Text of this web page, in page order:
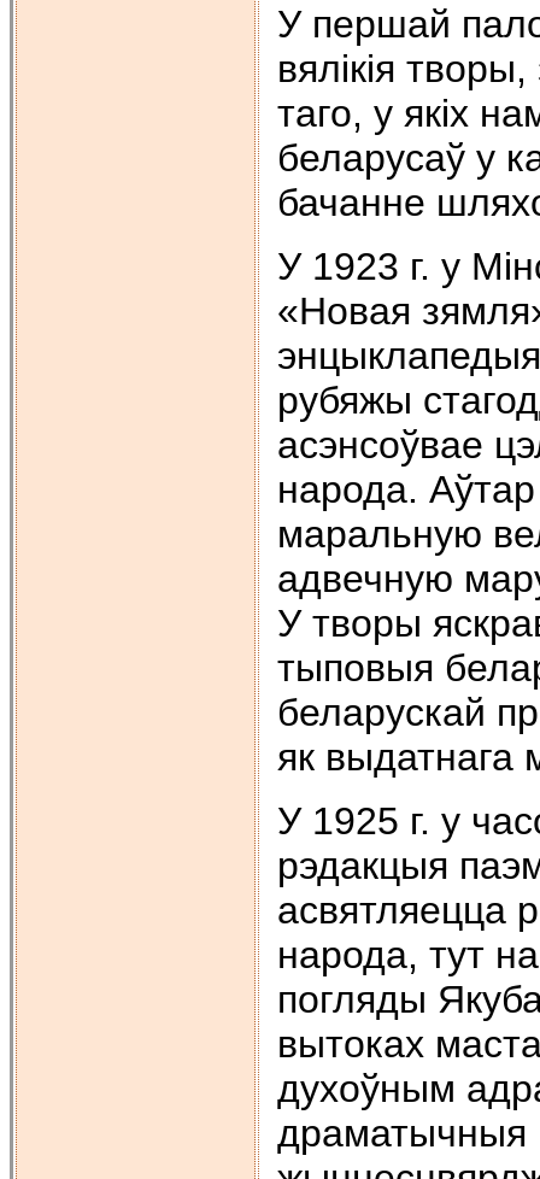
У першай
вялікія
таго, у якіх
беларусаў у
бачанне
У 1923 г. у
«Новая
рубяжы
асэнсоўвае
народа.
маральную
адвечную
У творы
тыповыя
беларускай
як выдатнага
У 1925 г. у
рэдакцыя
асвятляецца
народа, тут
погляды
вытоках
духоўным
драматычныя